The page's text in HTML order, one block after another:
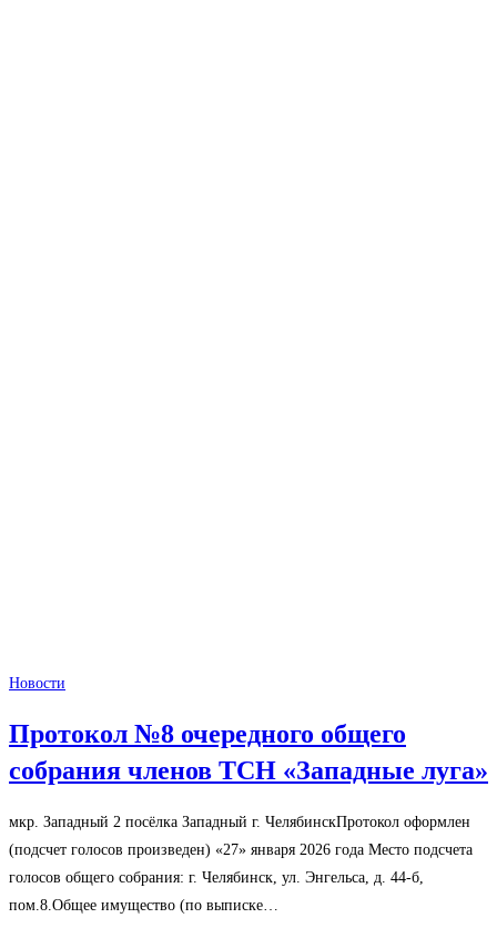
Новости
Протокол №8 очередного общего
собрания членов ТСН «Западные луга»
мкр. Западный 2 посёлка Западный г. ЧелябинскПротокол оформлен
(подсчет голосов произведен) «27» января 2026 года Место подсчета
голосов общего собрания: г. Челябинск, ул. Энгельса, д. 44-б,
пом.8.Общее имущество (по выписке…